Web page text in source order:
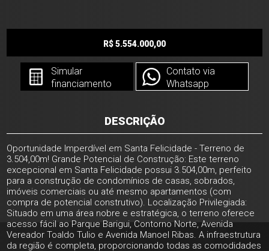
R$ 5.554.000,00
Simular
financiamento
Contato via
Whatsapp
DESCRIÇÃO
Oportunidade Imperdível em Santa Felicidade - Terreno de
3.504,00m! Grande Potencial de Construção: Este terreno
excepcional em Santa Felicidade possui 3.504,00m, perfeito
para a construção de condomínios de casas, sobrados,
imóveis comerciais ou até mesmo apartamentos (com
compra de potencial construtivo). Localização Privilegiada:
Situado em uma área nobre e estratégica, o terreno oferece
acesso fácil ao Parque Barigui, Contorno Norte, Avenida
Vereador Toaldo Tulio e Avenida Manoel Ribas. A infraestrutura
da região é completa, proporcionando todas as comodidades